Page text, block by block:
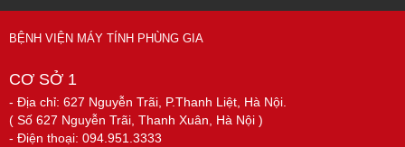
BỆNH VIỆN MÁY TÍNH PHÙNG GIA
CƠ SỞ 1
- Địa chỉ: 627 Nguyễn Trãi, P.Thanh Liệt, Hà Nội.
( Số 627 Nguyễn Trãi, Thanh Xuân, Hà Nội )
- Điện thoại: 094.951.3333